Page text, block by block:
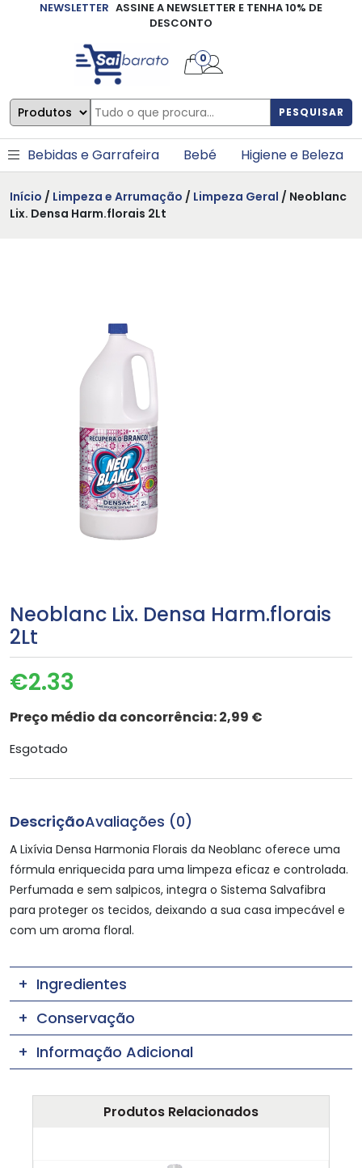
NEWSLETTER ASSINE A NEWSLETTER E TENHA 10% DE
DESCONTO
PESQUISAR
0
Bebidas e Garrafeira Bebé Higiene e Beleza
Início / Limpeza e Arrumação / Limpeza Geral / Neoblanc
Lix. Densa Harm.florais 2Lt
Neoblanc Lix. Densa Harm.florais
2Lt
€2.33
Preço médio da concorrência:2,99 €
Esgotado
DescriçãoAvaliações (0)
A Lixívia Densa Harmonia Florais da Neoblanc oferece uma
fórmula enriquecida para uma limpeza eficaz e controlada.
Perfumada e sem salpicos, integra o Sistema Salvafibra
para proteger os tecidos, deixando a sua casa impecável e
com um aroma floral.
Ingredientes
Conservação
Informação Adicional
Produtos Relacionados